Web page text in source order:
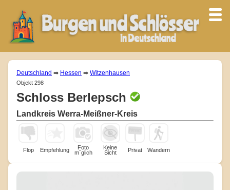
Deutschland ➡ Hessen ➡ Witzenhausen
Objekt 298
Schloss Berlepsch
Landkreis Werra-Meißner-Kreis
Flop Empfehlung
Foto
m¨glich
Keine
Sicht
Privat Wandern